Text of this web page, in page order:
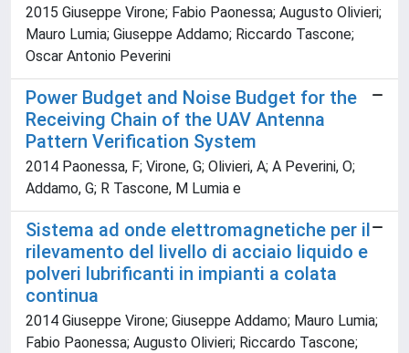
2015 Giuseppe Virone; Fabio Paonessa; Augusto Olivieri;
Mauro Lumia; Giuseppe Addamo; Riccardo Tascone;
Oscar Antonio Peverini
Power Budget and Noise Budget for the
Receiving Chain of the UAV Antenna
Pattern Verification System
2014 Paonessa, F; Virone, G; Olivieri, A; A Peverini, O;
Addamo, G; R Tascone, M Lumia e
Sistema ad onde elettromagnetiche per il
rilevamento del livello di acciaio liquido e
polveri lubrificanti in impianti a colata
continua
2014 Giuseppe Virone; Giuseppe Addamo; Mauro Lumia;
Fabio Paonessa; Augusto Olivieri; Riccardo Tascone;